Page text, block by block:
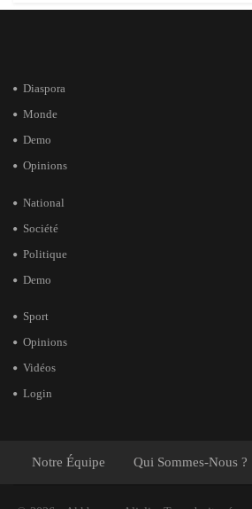
Diaspora
Monde
Demo
Opinions
National
Société
Politique
Demo
Sport
Opinions
Vidéos
Login
Notre Équipe Qui Sommes-Nous ?